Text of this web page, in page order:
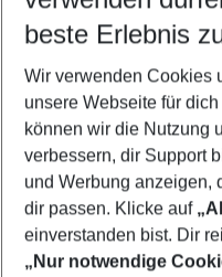
2 Erwachsene Keine
Mehr
beste Erlebnis
Wir verwenden Cookies
unsere Webseite für
können wir die Nutzung
verbessern, dir Support
und Werbung anzeigen,
dir passen. Klicke auf
einverstanden bist. Dir
„Nur notwendige